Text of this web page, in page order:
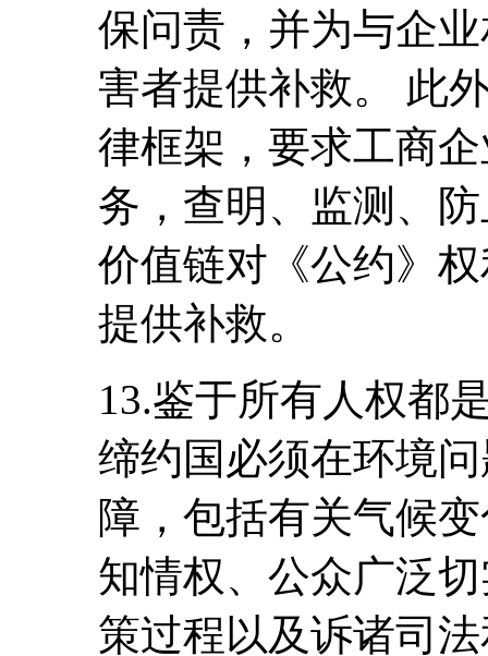
保问责，并为与企
害者提供补救。 此
律框架，要求工商
务，查明、监测、
价值链对《公约》
提供补救。
13.鉴于所有人权都
缔约国必须在环境
障，包括有关气候
知情权、公众广泛
策过程以及诉诸司